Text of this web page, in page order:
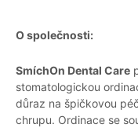
O společnosti:
SmíchOn Dental Care
stomatologickou
důraz na špičkovou
chrupu. Ordinace se